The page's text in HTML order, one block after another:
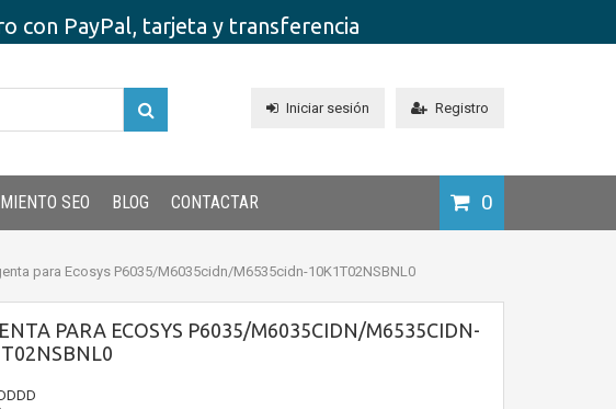
PayPal, tarjeta y transferencia
Iniciar sesión Registro
0
SEO BLOG CONTACTAR
para Ecosys P6035/M6035cidn/M6535cidn-10K1T02NSBNL0
PARA ECOSYS P6035/M6035CIDN/M6535CIDN-